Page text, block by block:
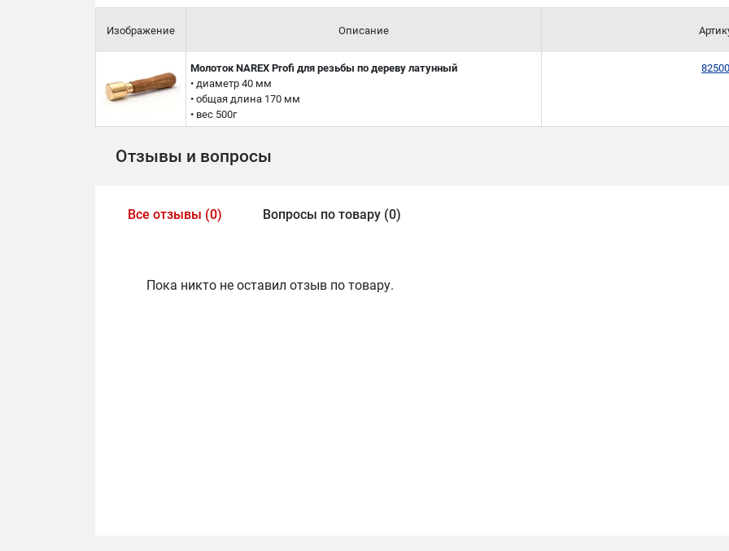
Изображение Описание
Молоток NAREX Profi для резьбы по дереву латунный
• диаметр 40 мм
• общая длина 170 мм
• вес 500г
Отзывы и вопросы
Все отзывы (0) Вопросы по товару (0)
Пока никто не оставил отзыв по товару.